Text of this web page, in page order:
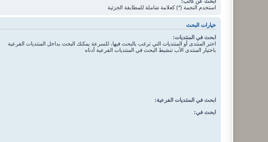
استخدم النجمة (*) كعلامة شاملة للمطابقة الجزئية
خيارات البحث
ابحث في المنتديات:
اختر المنتدى أو المنتديات التي ترغب بالبحث فيها، للسرعة يمكنك البحث بداخل المنتديات الفرعية
باختيار المنتدى الأب تنشيط البحث في المنتديات الفرعية أدناه
ابحث في المنتديات الفرعية:
ابحث في: